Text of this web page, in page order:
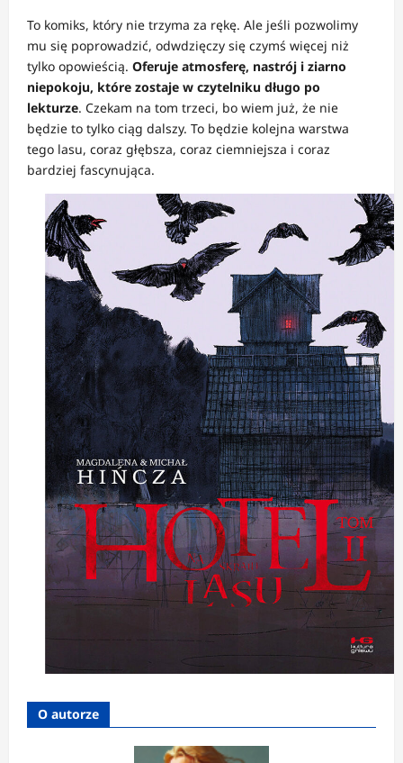
To komiks, który nie trzyma za rękę. Ale jeśli pozwolimy
mu się poprowadzić, odwdzięczy się czymś więcej niż
tylko opowieścią. Oferuje atmosferę, nastrój i ziarno
niepokoju, które zostaje w czytelniku długo po
lekturze. Czekam na tom trzeci, bo wiem już, że nie
będzie to tylko ciąg dalszy. To będzie kolejna warstwa
tego lasu, coraz głębsza, coraz ciemniejsza i coraz
bardziej fascynująca.
O autorze